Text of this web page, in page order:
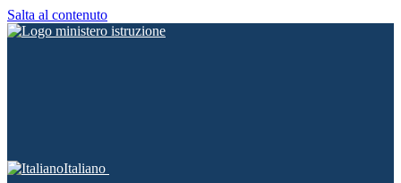
Salta al contenuto
Italiano